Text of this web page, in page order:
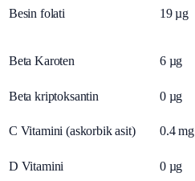
Besin folati 19 µg
Beta Karoten 6 µg
Beta kriptoksantin 0 µg
C Vitamini (askorbik asit) 0.4 mg
D Vitamini 0 µg